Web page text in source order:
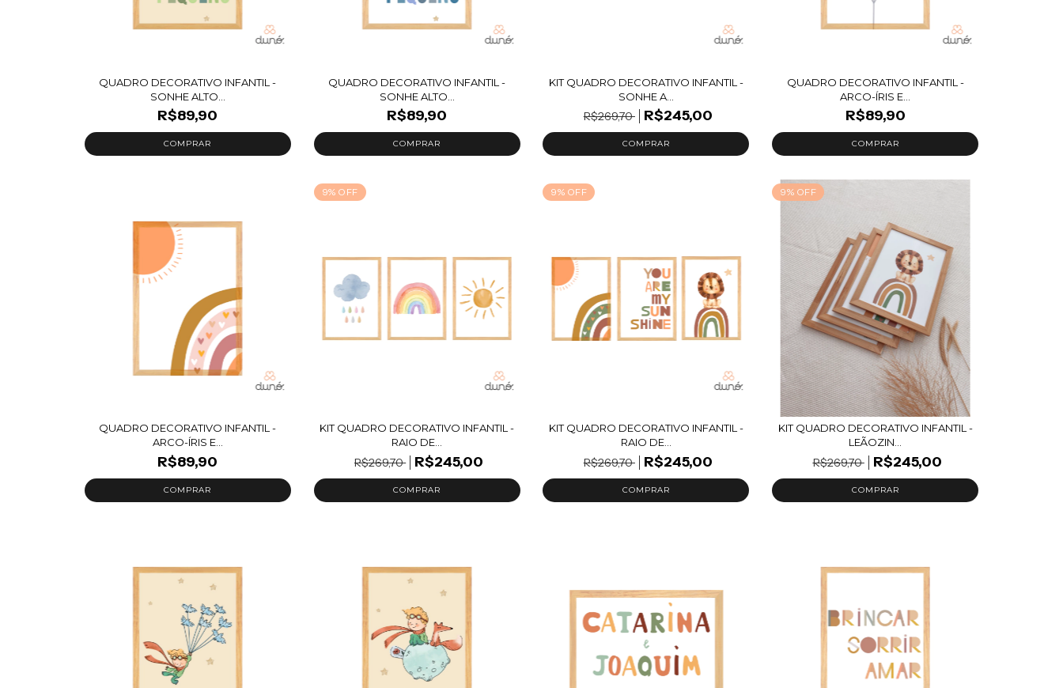
QUADRO DECORATIVO INFANTIL -
SONHE ALTO...
R$89,90
QUADRO DECORATIVO INFANTIL -
SONHE ALTO...
R$89,90
KIT QUADRO DECORATIVO INFANTIL -
SONHE A...
R$269,70 R$245,00
QUADRO DECORATIVO INFANTIL -
ARCO-ÍRIS E...
R$89,90
QUADRO DECORATIVO INFANTIL -
ARCO-ÍRIS E...
R$89,90
9% OFF
KIT QUADRO DECORATIVO INFANTIL -
RAIO DE...
R$269,70 R$245,00
9% OFF
KIT QUADRO DECORATIVO INFANTIL -
RAIO DE...
R$269,70 R$245,00
9% OFF
KIT QUADRO DECORATIVO INFANTIL -
LEÃOZIN...
R$269,70 R$245,00